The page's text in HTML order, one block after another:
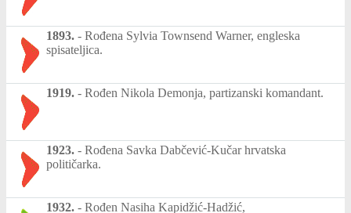
1893. - Rođena Sylvia Townsend Warner, engleska
spisateljica.
1919. - Rođen Nikola Demonja, partizanski komandant.
1923. - Rođena Savka Dabčević-Kučar hrvatska
političarka.
1932. - Rođen Nasiha Kapidžić-Hadžić,